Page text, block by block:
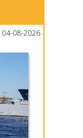
04-08-2026